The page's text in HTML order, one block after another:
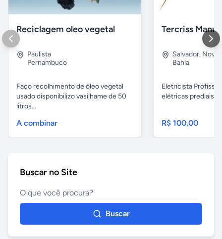
Reciclagem oleo vegetal
Paulista
Pernambuco
Faço recolhimento de óleo vegetal
usado disponibilizo vasilhame de 50
litros...
A combinar
Salvador, Nova
Bahia
Eletricista
elétricas prediais e
R$ 100,00
Buscar no Site
Buscar